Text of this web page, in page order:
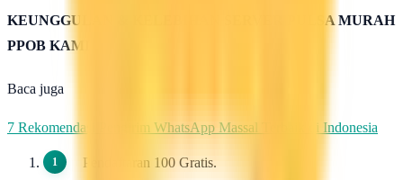
KEUNGGULAN & KELEBIHAN SERVER PULSA MURAH
PPOB KAMI
Baca juga
7 Rekomendasi Pengirim WhatsApp Massal Terbaik di Indonesia
Pendaftaran 100 Gratis.